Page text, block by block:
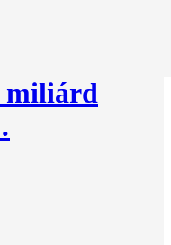
miliárd